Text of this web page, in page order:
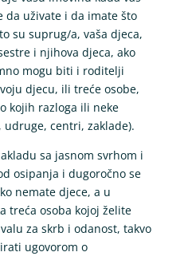
da uživate i da imate što
su suprug/a, vaša djeca,
i njihova djeca, ako
mogu biti i roditelji
djecu, ili treće osobe,
kojih razloga ili neke
centri, zaklade).
sa jasnom svrhom i
osipanja i dugoročno se
nemate djece, a u
treća osoba kojoj želite
za skrb i odanost, takvo
ugovorom o